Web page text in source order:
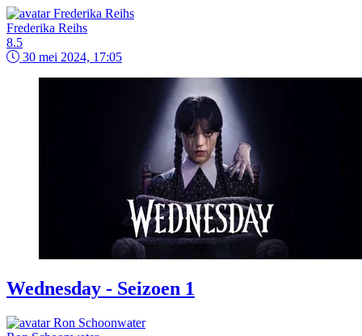
Frederika Reihs
8.5
30 mei 2024, 17:05
Wednesday - Seizoen 1